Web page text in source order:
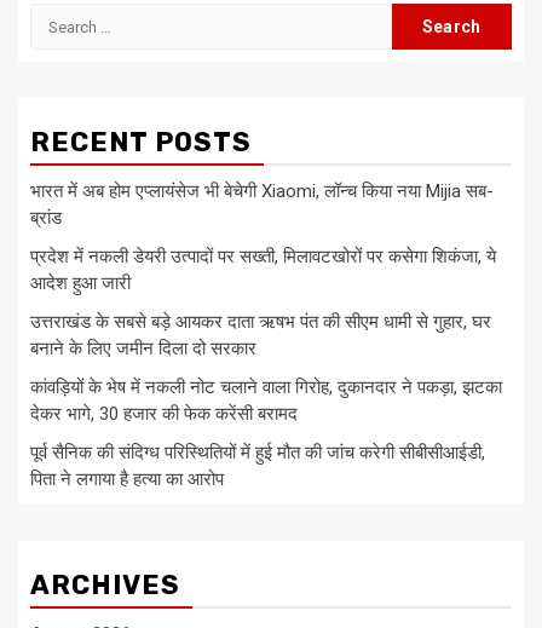
Search
RECENT POSTS
भारत में अब होम एप्लायंसेज भी बेचेगी Xiaomi, लॉन्च किया नया Mijia सब-
ब्रांड
प्रदेश में नकली डेयरी उत्पादों पर सख्ती, मिलावटखोरों पर कसेगा शिकंजा, ये
आदेश हुआ जारी
उत्तराखंड के सबसे बड़े आयकर दाता ऋषभ पंत की सीएम धामी से गुहार, घर
बनाने के लिए जमीन दिला दो सरकार
कांवड़ियों के भेष में नकली नोट चलाने वाला गिरोह, दुकानदार ने पकड़ा, झटका
देकर भागे, 30 हजार की फेक करेंसी बरामद
पूर्व सैनिक की संदिग्ध परिस्थितियों में हुई मौत की जांच करेगी सीबीसीआईडी,
पिता ने लगाया है हत्या का आरोप
ARCHIVES